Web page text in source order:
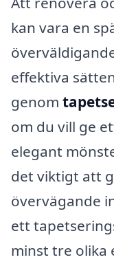
kan vara en
effektiva
genom
om du vill ge
elegant
det viktigt att
övervägande
ett
minst tre olika